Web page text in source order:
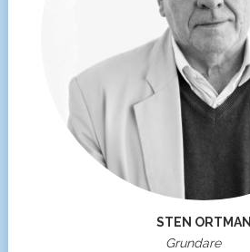
STEN ORTMAN
Grundare